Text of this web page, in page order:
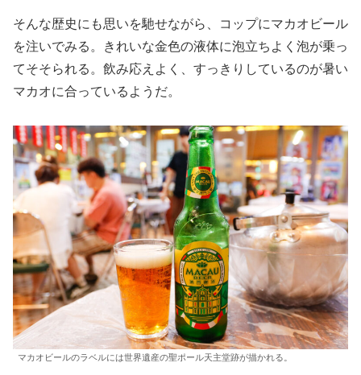
そんな歴史にも思いを馳せながら、コップにマカオビール
を注いでみる。きれいな金色の液体に泡立ちよく泡が乗っ
てそそられる。飲み応えよく、すっきりしているのが暑い
マカオに合っているようだ。
マカオビールのラベルには世界遺産の聖ポール天主堂跡が描かれる。